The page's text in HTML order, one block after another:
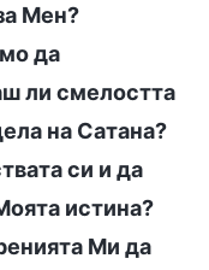
Мен?
да
ли смелостта
на Сатана?
си и да
истина?
Ми да